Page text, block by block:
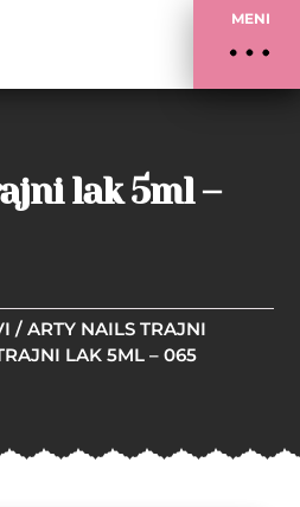
MENI
lak 5ml –
/ARTY NAILS TRAJNI
LAK 5ML – 065